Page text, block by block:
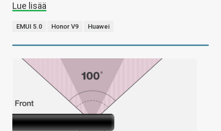
Lue lisää
EMUI 5.0 Honor V9 Huawei